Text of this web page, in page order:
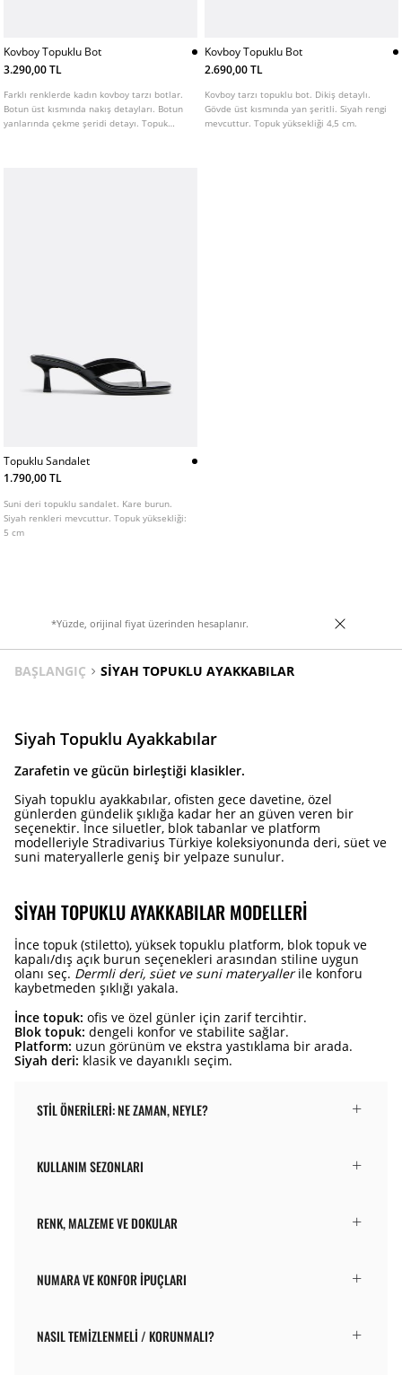
Kovboy Topuklu Bot
3.290,00 TL
Farklı renklerde kadın kovboy tarzı botlar.
Botun üst kısmında nakış detayları. Botun
yanlarında çekme şeridi detayı. Topuk
Kovboy Topuklu Bot
2.690,00 TL
Kovboy tarzı topuklu bot. Dikiş detaylı.
Gövde üst kısmında yan şeritli. Siyah rengi
mevcuttur. Topuk yüksekliği 4,5 cm.
Topuklu Sandalet
1.790,00 TL
Suni deri topuklu sandalet. Kare burun.
Siyah renkleri mevcuttur. Topuk yüksekliği:
5 cm
*Yüzde, orijinal fiyat üzerinden hesaplanır.
BAŞLANGIÇ SIYAH TOPUKLU AYAKKABILAR
Siyah Topuklu Ayakkabılar
Zarafetin ve gücün birleştiği klasikler.
Siyah topuklu ayakkabılar, ofisten gece davetine, özel
günlerden gündelik şıklığa kadar her an güven veren bir
seçenektir. İnce siluetler, blok tabanlar ve platform
modelleriyle Stradivarius Türkiye koleksiyonunda deri, süet ve
suni materyallerle geniş bir yelpaze sunulur.
SIYAH TOPUKLU AYAKKABILAR MODELLERI
İnce topuk (stiletto), yüksek topuklu platform, blok topuk ve
kapalı/dış açık burun seçenekleri arasından stiline uygun
olanı seç. Dermli deri, süet ve suni materyallerile konforu
kaybetmeden şıklığı yakala.
İnce topuk: ofis ve özel günler için zarif tercihtir.
Blok topuk: dengeli konfor ve stabilite sağlar.
Platform: uzun görünüm ve ekstra yastıklama bir arada.
Siyah deri: klasik ve dayanıklı seçim.
STIL ÖNERILERI: NE ZAMAN, NEYLE?
KULLANIM SEZONLARI
RENK, MALZEME VE DOKULAR
NUMARA VE KONFOR İPUÇLARI
NASIL TEMIZLENMELI / KORUNMALI?